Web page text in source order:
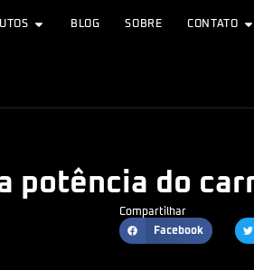
BLOG SOBRE CONTATO
potência do
Compartilhar
Facebook